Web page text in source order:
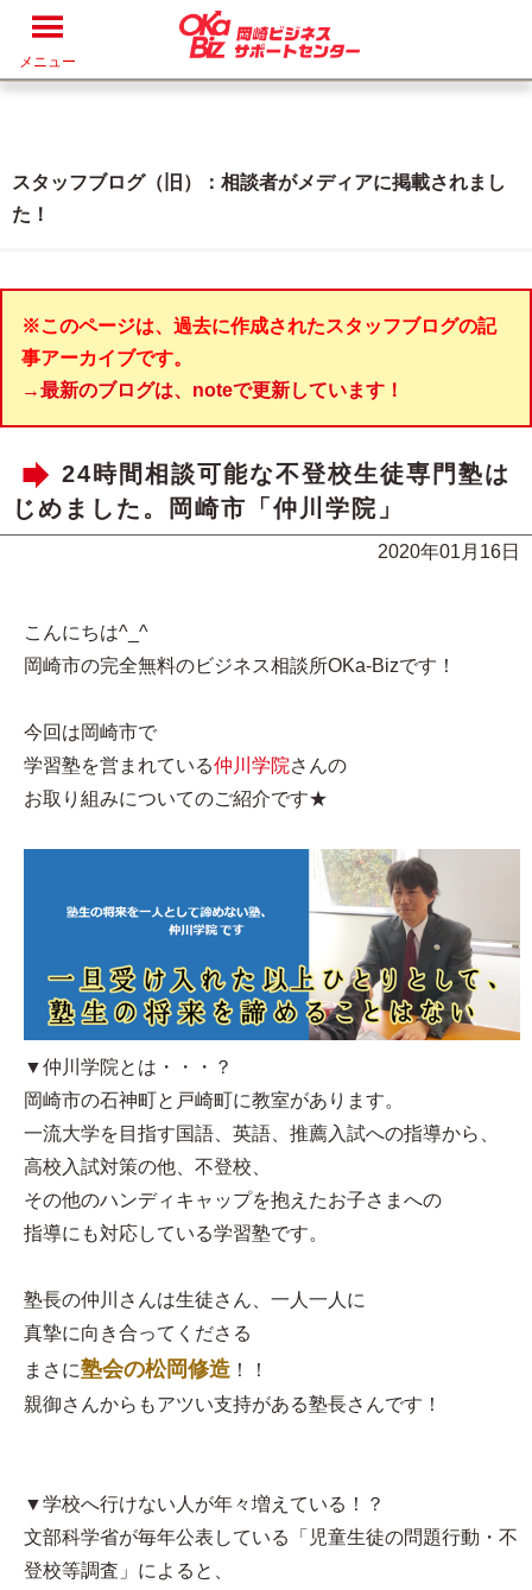
メニュー
スタッフブログ（旧）：相談者がメディアに掲載されまし
た！
※このページは、過去に作成されたスタッフブログの記
事アーカイブです。
→最新のブログは、noteで更新しています！
24時間相談可能な不登校生徒専門塾は
じめました。岡崎市「仲川学院」
2020年01月16日
こんにちは^_^
岡崎市の完全無料のビジネス相談所OKa-Bizです！
今回は岡崎市で
学習塾を営まれている仲川学院さんの
お取り組みについてのご紹介です★
▼仲川学院とは・・・？
岡崎市の石神町と戸崎町に教室があります。
一流大学を目指す国語、英語、推薦入試への指導から、
高校入試対策の他、不登校、
その他のハンディキャップを抱えたお子さまへの
指導にも対応している学習塾です。
塾長の仲川さんは生徒さん、一人一人に
真摯に向き合ってくださる
まさに塾会の松岡修造 ！！
親御さんからもアツい支持がある塾長さんです！
▼学校へ行けない人が年々増えている！？
文部科学省が毎年公表している「児童生徒の問題行動・不
登校等調査」によると、